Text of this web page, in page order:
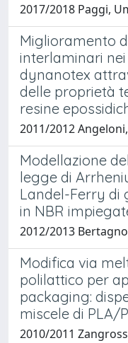
2017/2018 Paggi,
Miglioramento
interlaminari
dynanotex
delle proprietà
resine
2011/2012
Modellazione
legge di
Landel-Ferry di
in NBR
2012/2013
Modifica via
polilattico per
packaging:
miscele di PLA/
2010/2011